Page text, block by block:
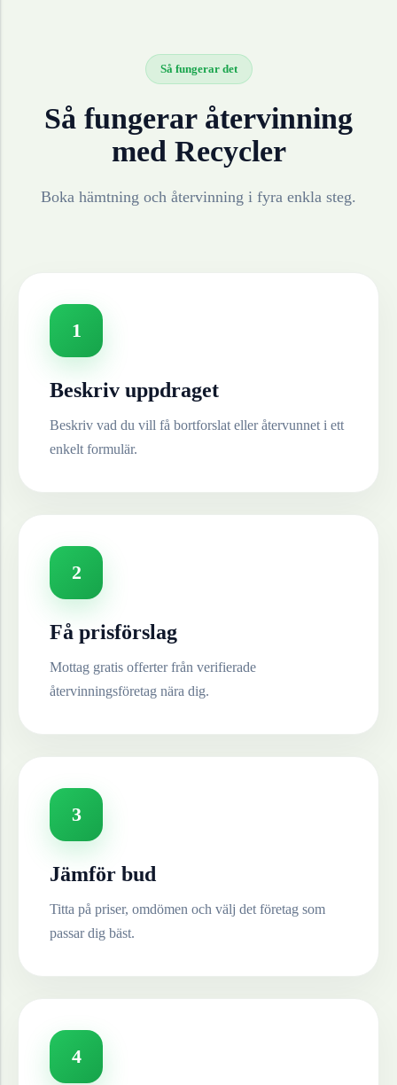
Så fungerar det
Så fungerar återvinning
med Recycler
Boka hämtning och återvinning i fyra enkla steg.
1
Beskriv uppdraget
Beskriv vad du vill få bortforslat eller återvunnet i ett
enkelt formulär.
2
Få prisförslag
Mottag gratis offerter från verifierade
återvinningsföretag nära dig.
3
Jämför bud
Titta på priser, omdömen och välj det företag som
passar dig bäst.
4